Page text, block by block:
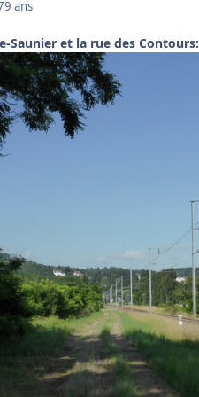
9 ans
Saunier et la rue des Contours: